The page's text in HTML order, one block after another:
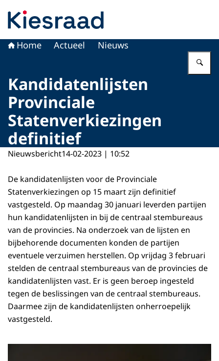
Home Actueel Nieuws
Kandidatenlijsten
Provinciale
Statenverkiezingen
definitief
Nieuwsbericht14-02-2023 | 10:52
De kandidatenlijsten voor de Provinciale
Statenverkiezingen op 15 maart zijn definitief
vastgesteld. Op maandag 30 januari leverden partijen
hun kandidatenlijsten in bij de centraal stembureaus
van de provincies. Na onderzoek van de lijsten en
bijbehorende documenten konden de partijen
eventuele verzuimen herstellen. Op vrijdag 3 februari
stelden de centraal stembureaus van de provincies de
kandidatenlijsten vast. Er is geen beroep ingesteld
tegen de beslissingen van de centraal stembureaus.
Daarmee zijn de kandidatenlijsten onherroepelijk
vastgesteld.